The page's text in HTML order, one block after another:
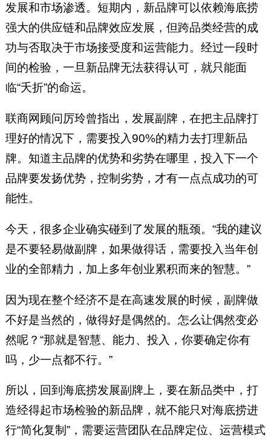
发展和市场渗透。短期内，新品牌可以依赖海底捞
强大的供应链和品牌效应发展，但跨品类经营的成
功与否取决于市场接受度和运营能力。经过一段时
间的检验，一旦新品牌无法获得认可，就只能面
临“夭折”的命运。
联商网顾问厉玲曾指出，发展副牌，在把主品牌打
理好的情况下，需要投入90%的精力去打理新品
牌。知道主品牌的优势和劣势在哪里，投入下一个
品牌要发扬优势，控制劣势，才有一点点成功的可
能性。
今天，很多企业确实碰到了发展的瓶颈。“我的建议
是不要轻易做副牌，如果做得话，需要投入当年创
业的全部精力，加上多年创业累积而来的智慧。”
因为现在整个经济不是在高速发展的时候，副牌做
不好是当然的，做得好是偶然的。怎么让偶然变必
然呢？“那就是智慧、能力、投入，你要确定你有
吗，少一点都不行。”
所以，回到海底捞发展副牌上，要在新品类中，打
造经得起市场检验的新品牌，就不能只对海底捞进
行“简化复制”，需要运营团队在品牌定位、运营模式